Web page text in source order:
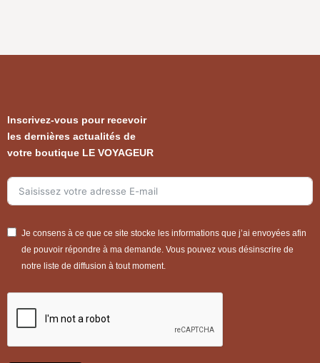
Inscrivez-vous pour recevoir
les dernières actualités de
votre boutique LE VOYAGEUR
Je consens à ce que ce site stocke les informations que j’ai envoyées afin
de pouvoir répondre à ma demande. Vous pouvez vous désinscrire de
notre liste de diffusion à tout moment.